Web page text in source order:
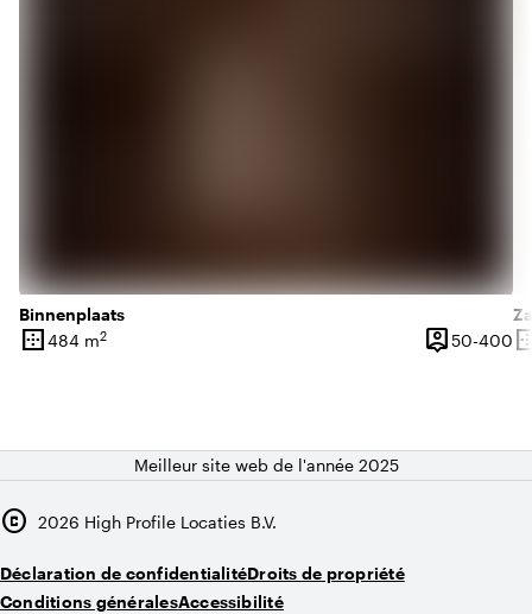
Binnenplaats
border_outer
Superficie
484 m2 person_pin
Capacité
50-400
Meilleur site web de l'année 2025
copyright 2026 High Profile Locaties B.V.
Déclaration de confidentialitéDroits de propriété
Conditions généralesAccessibilité